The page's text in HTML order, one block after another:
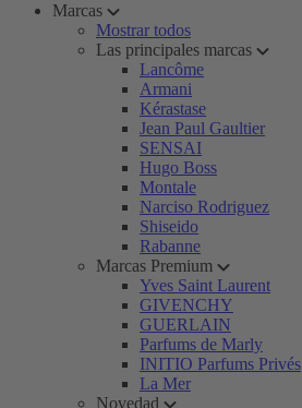
Marcas
Mostrar todos
Las principales marcas
Lancôme
Armani
Kérastase
Jean Paul Gaultier
SENSAI
Hugo Boss
Montale
Narciso Rodriguez
Shiseido
Rabanne
Marcas Premium
Yves Saint Laurent
GIVENCHY
GUERLAIN
Parfums de Marly
INITIO Parfums Privés
La Mer
Novedad